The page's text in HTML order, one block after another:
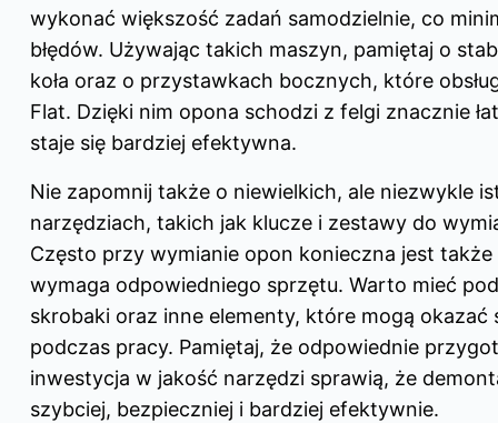
wykonać większość zadań samodzielnie, co
błędów. Używając takich maszyn, pamiętaj o
koła oraz o przystawkach bocznych, które
Flat. Dzięki nim opona schodzi z felgi znacznie
staje się bardziej efektywna.
Nie zapomnij także o niewielkich, ale niezwykle
narzędziach, takich jak klucze i zestawy do
Często przy wymianie opon konieczna jest
wymaga odpowiedniego sprzętu. Warto mieć
skrobaki oraz inne elementy, które mogą okazać
podczas pracy. Pamiętaj, że odpowiednie
inwestycja w jakość narzędzi sprawią, że
szybciej, bezpieczniej i bardziej efektywnie.